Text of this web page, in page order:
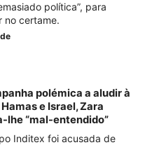
política”, para
no certame.
polémica a aludir à
e Israel, Zara
lhe “mal-entendido”
Inditex foi acusada de